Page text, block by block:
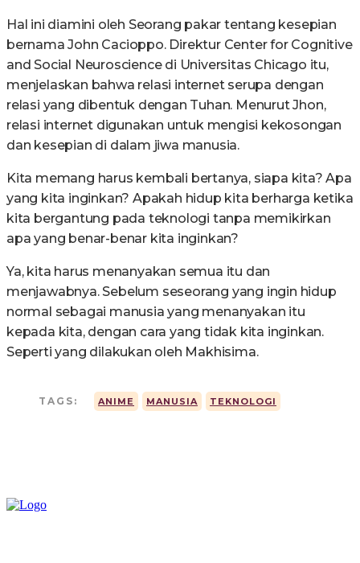
Hal ini diamini oleh Seorang pakar tentang kesepian
bernama John Cacioppo. Direktur Center for Cognitive
and Social Neuroscience di Universitas Chicago itu,
menjelaskan bahwa relasi internet serupa dengan
relasi yang dibentuk dengan Tuhan. Menurut Jhon,
relasi internet digunakan untuk mengisi kekosongan
dan kesepian di dalam jiwa manusia.
Kita memang harus kembali bertanya, siapa kita? Apa
yang kita inginkan? Apakah hidup kita berharga ketika
kita bergantung pada teknologi tanpa memikirkan
apa yang benar-benar kita inginkan?
Ya, kita harus menanyakan semua itu dan
menjawabnya. Sebelum seseorang yang ingin hidup
normal sebagai manusia yang menanyakan itu
kepada kita, dengan cara yang tidak kita inginkan.
Seperti yang dilakukan oleh Makhisima.
TAGS: ANIME MANUSIA TEKNOLOGI